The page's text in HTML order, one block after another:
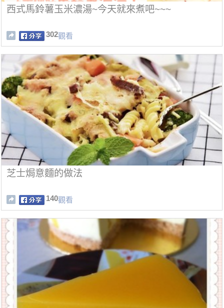
西式馬鈴薯玉米濃湯~今天就來煮吧~~~
302觀看
芝士焗意麵的做法
140觀看